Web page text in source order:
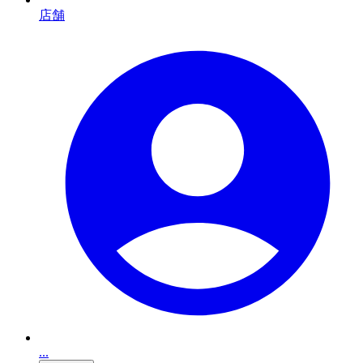
店舗
...